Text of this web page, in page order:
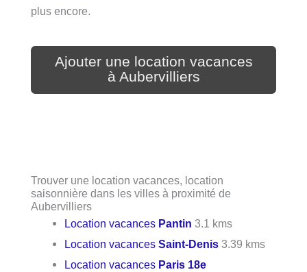
plus encore.
Ajouter une location vacances
à Aubervilliers
Trouver une location vacances, location
saisonnière dans les villes à proximité de
Aubervilliers
Location vacances Pantin 3.1 kms
Location vacancesSaint-Denis 3.39 kms
Location vacances Paris 18e